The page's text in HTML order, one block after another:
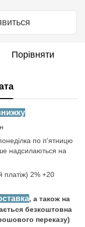
Порівняти
по п'ятницю
надсилаються на
платіж) 2% +20
, а також на
безкоштовна
переказу)